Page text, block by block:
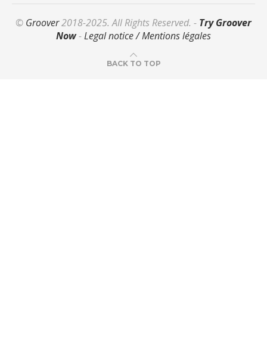
© Groover2018-2025. All Rights Reserved. - Try Groover
Now-Legal notice / Mentions légales
BACK TO TOP